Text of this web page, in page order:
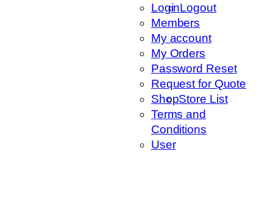
LoginLogout
Members
My account
My Orders
Password Reset
Request for Quote
ShopStore List
Terms and
Conditions
User